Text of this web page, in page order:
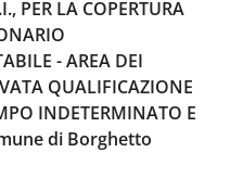
PER LA COPERTURA
- AREA DEI
QUALIFICAZIONE
INDETERMINATO E
di Borghetto